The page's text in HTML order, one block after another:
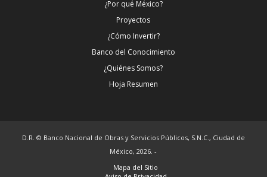
¿Por qué México?
Proyectos
¿Cómo Invertir?
Banco del Conocimiento
¿Quiénes Somos?
Hoja Resumen
D.R. © Banco Nacional de Obras y Servicios Públicos, S.N.C., Ciudad de
México, 2026. -
Mapa del Sitio